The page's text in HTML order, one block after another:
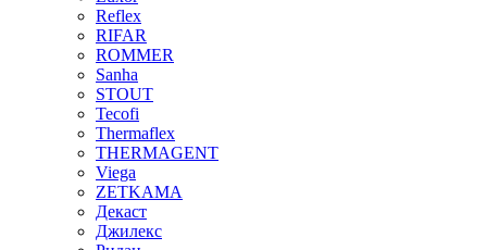
Reflex
RIFAR
ROMMER
Sanha
STOUT
Tecofi
Thermaflex
THERMAGENT
Viega
ZETKAMA
Декаст
Джилекс